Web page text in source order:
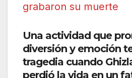
grabaron su muerte
Una actividad que
diversión y emoción
tragedia cuando
perdió la vida en un